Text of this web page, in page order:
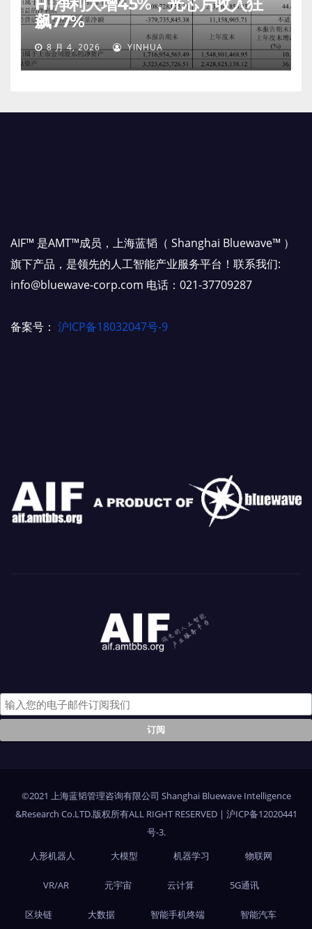
飙77%
8 月 4, 2026 YINHUA
AIF™ 是AMT™成员，上海蓝韬（ Shanghai Bluewave™ ）
旗下产品，是领先的人工智能产业服务平台！联系我们:
info@bluewave-corp.com 电话：021-37709287
备案号： 沪ICP备18032047号-9
©2021 上海蓝韬管理咨询有限公司 Shanghai Bluewave Intelligence
&Research Co.LTD.版权所有ALL RIGHT RESERVED | 沪ICP备12020441
号-3.
人形机器人
大模型 机器学习 物联网
VR/AR 元宇宙 云计算 5G通讯
区块链 大数据 智能手机终端 智能汽车